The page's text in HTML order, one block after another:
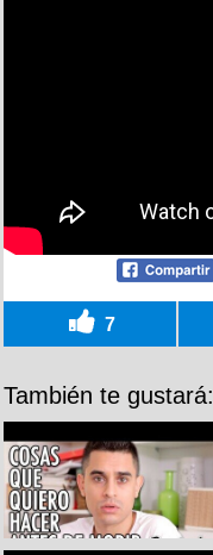
7
También te gustará: